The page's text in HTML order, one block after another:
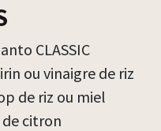
CLASSIC
ou vinaigre de riz
de riz ou miel
de citron